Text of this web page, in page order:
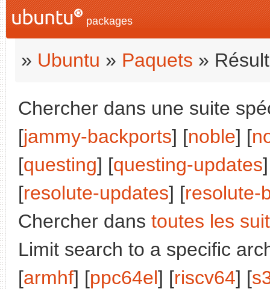
packages
» Ubuntu » Paquets »
Chercher dans une suite
[jammy-backports] [noble] [
[questing] [questing-updates
[resolute-updates] [resolute-
Chercher dans toutes les
Limit search to a specific
[armhf] [ppc64el] [riscv64] [